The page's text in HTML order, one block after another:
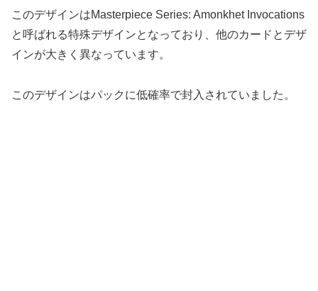
このデザインはMasterpiece Series: Amonkhet Invocations
と呼ばれる特殊デザインとなっており、他のカードとデザ
インが大きく異なっています。
このデザインはパックに低確率で封入されていました。